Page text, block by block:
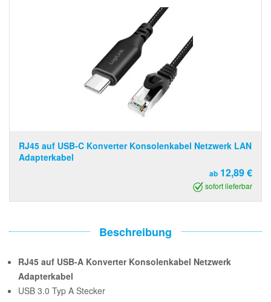
RJ45 auf USB-C Konverter Konsolenkabel Netzwerk LAN
Adapterkabel
ab 12,89 €
sofort lieferbar
Beschreibung
RJ45 auf USB-A Konverter Konsolenkabel Netzwerk
Adapterkabel
USB 3.0 Typ A Stecker